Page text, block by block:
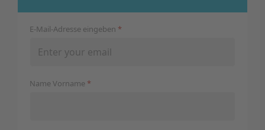
E-Mail-Adresse eingeben *
Name Vorname *